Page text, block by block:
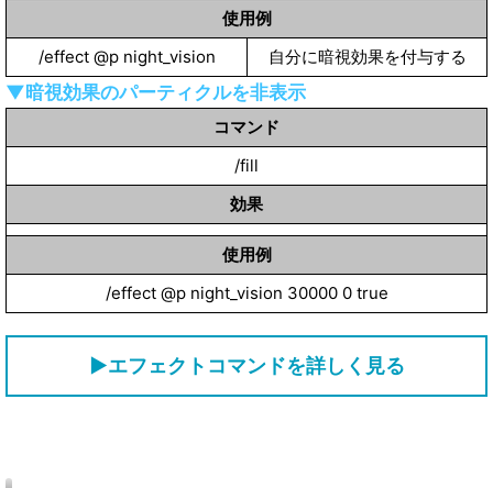
使用例
/effect @p night_vision
自分に暗視効果を付与する
▼暗視効果のパーティクルを非表示
コマンド
/fill
効果
使用例
/effect @p night_vision 30000 0 true
▶エフェクトコマンドを詳しく見る